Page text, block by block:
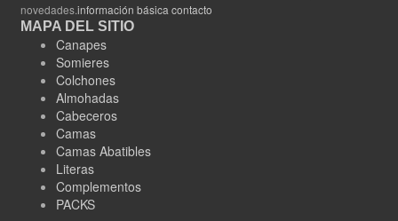
novedades.información básica contacto
MAPA DEL SITIO
Canapes
Somieres
Colchones
Almohadas
Cabeceros
Camas
Camas Abatibles
Literas
Complementos
PACKS